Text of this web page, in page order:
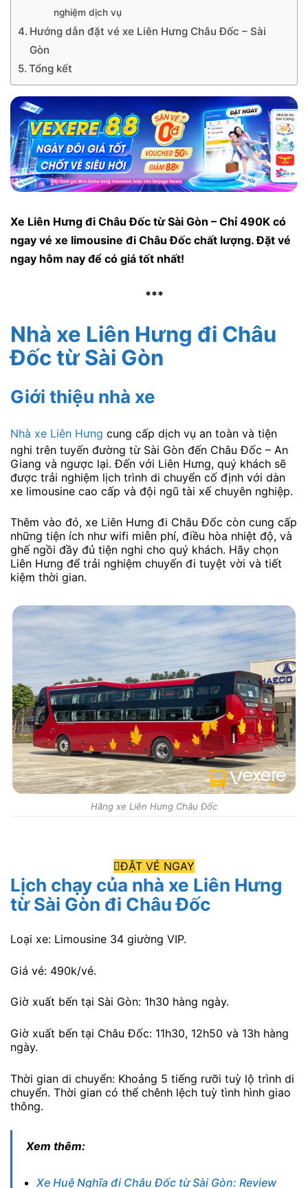
nghiệm dịch vụ
Hướng dẫn đặt vé xe Liên Hưng Châu Đốc – Sài
Gòn
Tổng kết
Xe Liên Hưng đi Châu Đốc từ Sài Gòn – Chỉ 490K có
ngay vé xe limousine đi Châu Đốc chất lượng. Đặt vé
ngay hôm nay để có giá tốt nhất!
***
Nhà xe Liên Hưng đi Châu
Đốc từ Sài Gòn
Giới thiệu nhà xe
Nhà xe Liên Hưng cung cấp dịch vụ an toàn và tiện
nghi trên tuyến đường từ Sài Gòn đến Châu Đốc – An
Giang và ngược lại. Đến với Liên Hưng, quý khách sẽ
được trải nghiệm lịch trình di chuyển cố định với dàn
xe limousine cao cấp và đội ngũ tài xế chuyên nghiệp.
Thêm vào đó, xe Liên Hưng đi Châu Đốc còn cung cấp
những tiện ích như wifi miễn phí, điều hòa nhiệt độ, và
ghế ngồi đầy đủ tiện nghi cho quý khách. Hãy chọn
Liên Hưng để trải nghiệm chuyến đi tuyệt vời và tiết
kiệm thời gian.
Hãng xe Liên Hưng Châu Đốc
ĐẶT VÉ NGAY
Lịch chạy của nhà xe Liên Hưng
từ Sài Gòn đi Châu Đốc
Loại xe: Limousine 34 giường VIP.
Giá vé: 490k/vé.
Giờ xuất bến tại Sài Gòn: 1h30 hàng ngày.
Giờ xuất bến tại Châu Đốc: 11h30, 12h50 và 13h hàng
ngày.
Thời gian di chuyển: Khoảng 5 tiếng rưỡi tuỳ lộ trình di
chuyển. Thời gian có thể chênh lệch tuỳ tình hình giao
thông.
Xem thêm:
Xe Huệ Nghĩa đi Châu Đốc từ Sài Gòn: Review